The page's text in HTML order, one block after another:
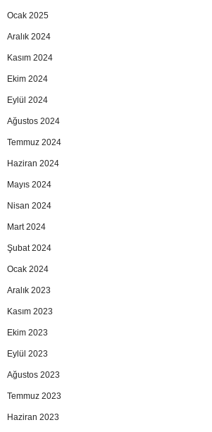
Ocak 2025
Aralık 2024
Kasım 2024
Ekim 2024
Eylül 2024
Ağustos 2024
Temmuz 2024
Haziran 2024
Mayıs 2024
Nisan 2024
Mart 2024
Şubat 2024
Ocak 2024
Aralık 2023
Kasım 2023
Ekim 2023
Eylül 2023
Ağustos 2023
Temmuz 2023
Haziran 2023